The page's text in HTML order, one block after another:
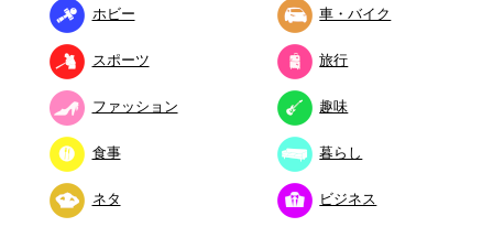
ホビー 車・バイク
スポーツ 旅行
ファッション 趣味
食事 暮らし
ネタ ビジネス